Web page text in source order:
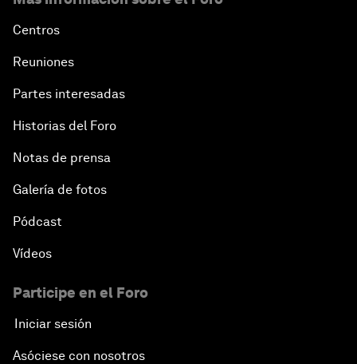
Centros
Reuniones
Partes interesadas
Historias del Foro
Notas de prensa
Galería de fotos
Pódcast
Vídeos
Participe en el Foro
Iniciar sesión
Asóciese con nosotros